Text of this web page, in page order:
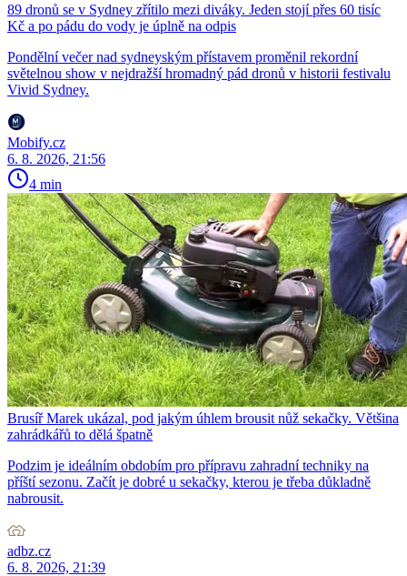
89 dronů se v Sydney zřítilo mezi diváky. Jeden stojí přes 60 tisíc
Kč a po pádu do vody je úplně na odpis
Pondělní večer nad sydneyským přístavem proměnil rekordní
světelnou show v nejdražší hromadný pád dronů v historii festivalu
Vivid Sydney.
Mobify.cz
6. 8. 2026, 21:56
4 min
Brusíř Marek ukázal, pod jakým úhlem brousit nůž sekačky. Většina
zahrádkářů to dělá špatně
Podzim je ideálním obdobím pro přípravu zahradní techniky na
příští sezonu. Začít je dobré u sekačky, kterou je třeba důkladně
nabrousit.
adbz.cz
6. 8. 2026, 21:39